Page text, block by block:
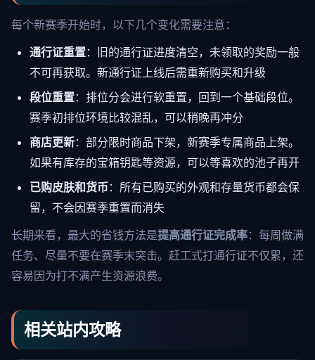
每个新赛季开始时，以下几个变化需要注意：
通行证重置：旧的通行证进度清空，未领取的奖励一般
不可再获取。新通行证上线后需重新购买和升级
段位重置：排位分会进行软重置，回到一个基础段位。
赛季初排位环境比较混乱，可以稍晚再冲分
商店更新：部分限时商品下架，新赛季专属商品上架。
如果有库存的宝箱钥匙等资源，可以等喜欢的池子再开
已购皮肤和货币：所有已购买的外观和存量货币都会保
留，不会因赛季重置而消失
长期来看，最大的省钱方法是提高通行证完成率：每周做满
任务、尽量不要在赛季末突击。赶工式打通行证不仅累，还
容易因为打不满产生资源浪费。
相关站内攻略